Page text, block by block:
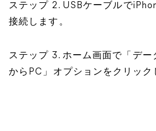
ステップ 2. USBケーブルで
接続します。
ステップ 3. ホーム画面で「デー
からPC」オプションをクリック